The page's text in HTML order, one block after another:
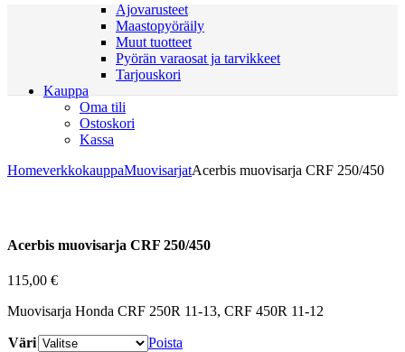
Ajovarusteet
Maastopyöräily
Muut tuotteet
Pyörän varaosat ja tarvikkeet
Tarjouskori
Kauppa
Oma tili
Ostoskori
Kassa
HomeverkkokauppaMuovisarjatAcerbis muovisarja CRF 250/450
Acerbis muovisarja CRF 250/450
115,00 €
Muovisarja Honda CRF 250R 11-13, CRF 450R 11-12
Väri
Poista